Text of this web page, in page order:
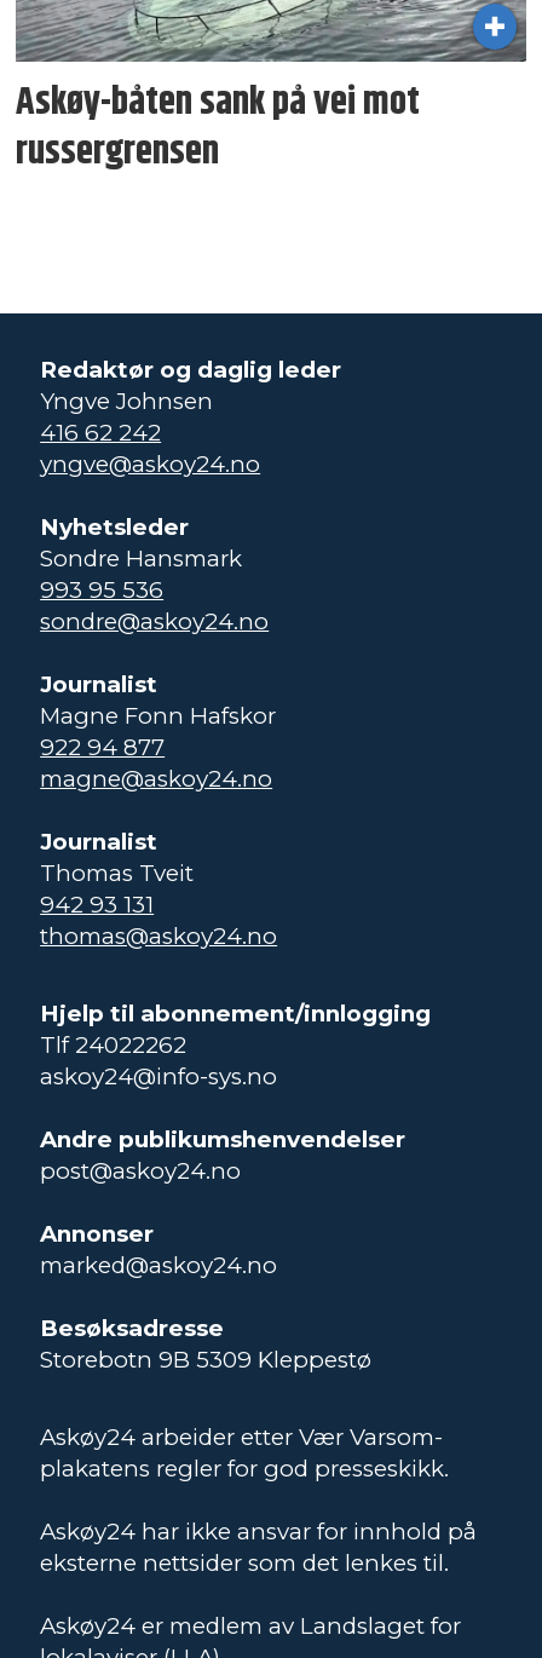
Askøy-båten sank på vei mot
russergrensen
Redaktør og daglig leder
Yngve Johnsen
416 62 242
yngve@askoy24.no
Nyhetsleder
Sondre Hansmark
993 95 536
sondre@askoy24.no
Journalist
Magne Fonn Hafskor
922 94 877
magne@askoy24.no
Journalist
Thomas Tveit
942 93 131
thomas@askoy24.no
Hjelp til abonnement/innlogging
Tlf 24022262
askoy24@info-sys.no
Andre publikumshenvendelser
post@askoy24.no
Annonser
marked@askoy24.no
Besøksadresse
Storebotn 9B 5309 Kleppestø
Askøy24 arbeider etter Vær Varsom-
plakatens regler for god presseskikk.
Askøy24 har ikke ansvar for innhold på
eksterne nettsider som det lenkes til.
Askøy24 er medlem av Landslaget for